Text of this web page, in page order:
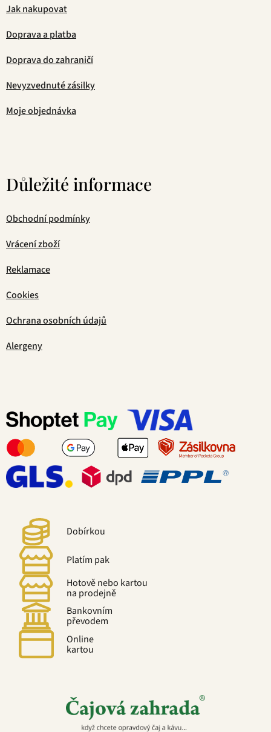
Jak nakupovat
Doprava a platba
Doprava do zahraničí
Nevyzvednuté zásilky
Moje objednávka
Důležité informace
Obchodní podmínky
Vrácení zboží
Reklamace
Cookies
Ochrana osobních údajů
Alergeny
Dobírkou
Platím pak
Hotově nebo kartou
na prodejně
Bankovním
převodem
Online
kartou